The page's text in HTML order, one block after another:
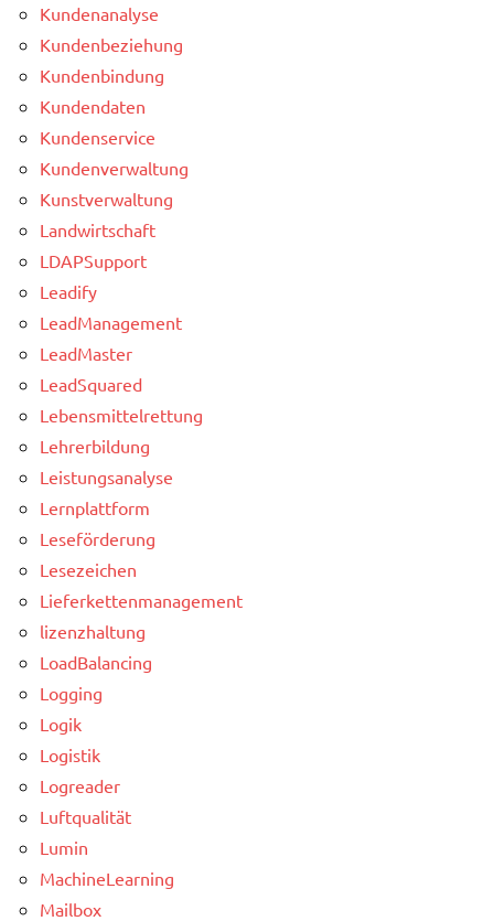
Kundenanalyse
Kundenbeziehung
Kundenbindung
Kundendaten
Kundenservice
Kundenverwaltung
Kunstverwaltung
Landwirtschaft
LDAPSupport
Leadify
LeadManagement
LeadMaster
LeadSquared
Lebensmittelrettung
Lehrerbildung
Leistungsanalyse
Lernplattform
Leseförderung
Lesezeichen
Lieferkettenmanagement
lizenzhaltung
LoadBalancing
Logging
Logik
Logistik
Logreader
Luftqualität
Lumin
MachineLearning
Mailbox